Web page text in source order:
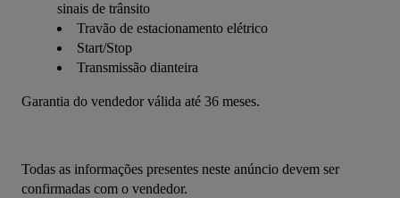
sinais de trânsito
Travão de estacionamento elétrico
Start/Stop
Transmissão dianteira
Garantia do vendedor válida até 36 meses.
Todas as informações presentes neste anúncio devem ser
confirmadas com o vendedor.